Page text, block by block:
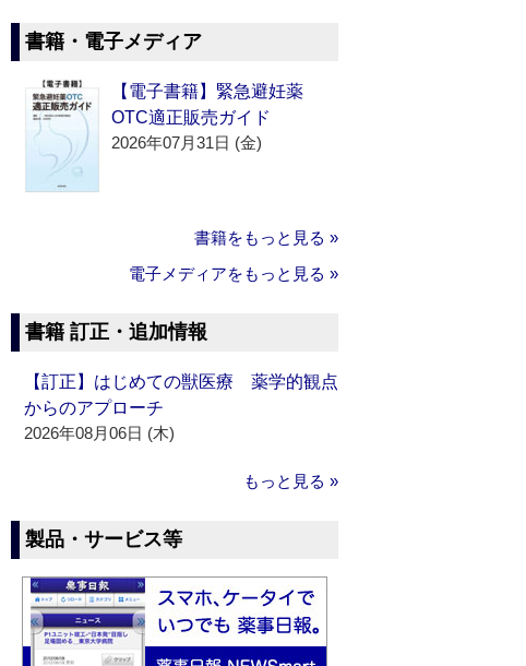
書籍・電子メディア
【電子書籍】緊急避妊薬
OTC適正販売ガイド
2026年07月31日 (金)
書籍をもっと見る »
電子メディアをもっと見る »
書籍 訂正・追加情報
【訂正】はじめての獣医療 薬学的観点
からのアプローチ
2026年08月06日 (木)
もっと見る »
製品・サービス等